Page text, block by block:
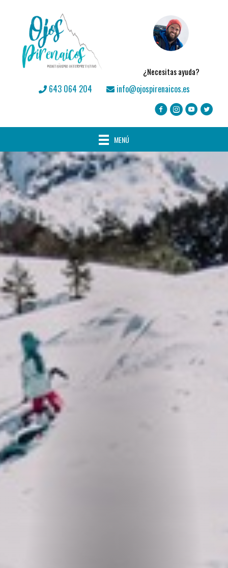
¿Necesitas ayuda?
643 064 204 info@ojospirenaicos.es
MENÚ